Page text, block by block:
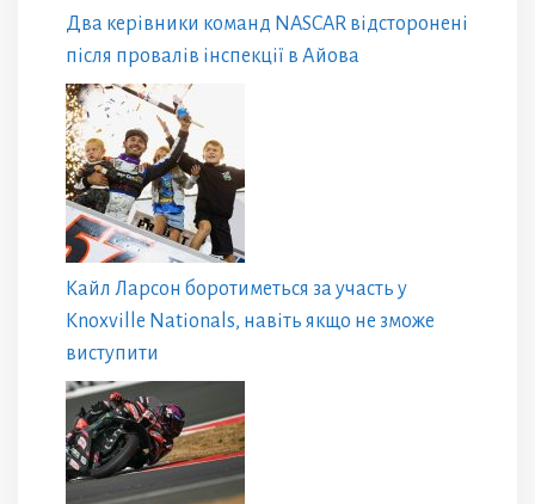
Два керівники команд NASCAR відсторонені
після провалів інспекції в Айова
Кайл Ларсон боротиметься за участь у
Knoxville Nationals, навіть якщо не зможе
виступити